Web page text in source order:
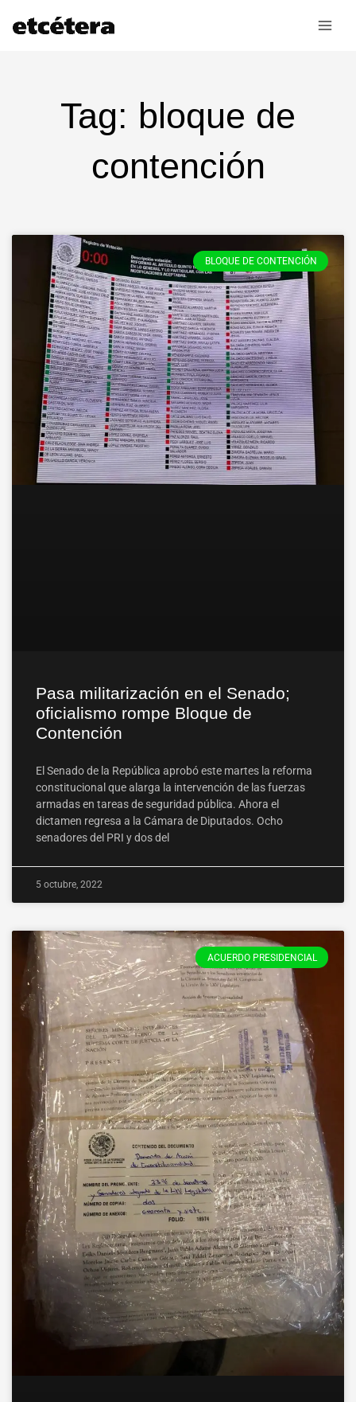
Tag: bloque de
contención
BLOQUE DE CONTENCIÓN
Pasa militarización en el Senado;
oficialismo rompe Bloque de
Contención
El Senado de la República aprobó este martes la reforma
constitucional que alarga la intervención de las fuerzas
armadas en tareas de seguridad pública. Ahora el
dictamen regresa a la Cámara de Diputados. Ocho
senadores del PRI y dos del
5 octubre, 2022
ACUERDO PRESIDENCIAL